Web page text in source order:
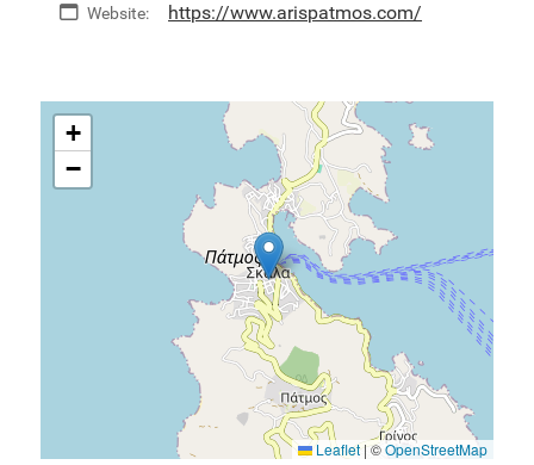
Website: https://www.arispatmos.com/
+
−
Leaflet|©OpenStreetMap